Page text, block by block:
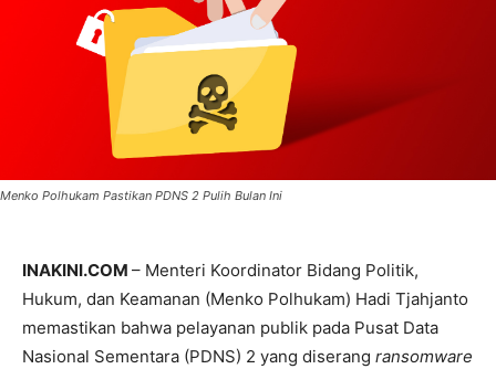
Menko Polhukam Pastikan PDNS 2 Pulih Bulan Ini
INAKINI.COM – Menteri Koordinator Bidang Politik,
Hukum, dan Keamanan (Menko Polhukam) Hadi Tjahjanto
memastikan bahwa pelayanan publik pada Pusat Data
Nasional Sementara (PDNS) 2 yang diserang ransomware